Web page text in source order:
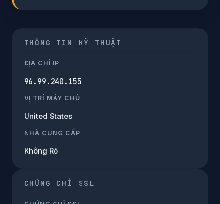
THÔNG TIN KỸ THUẬT
ĐỊA CHỈ IP
96.99.240.155
VỊ TRÍ MÁY CHỦ
United States
NHÀ CUNG CẤP
Không Rõ
CHỨNG CHỈ SSL